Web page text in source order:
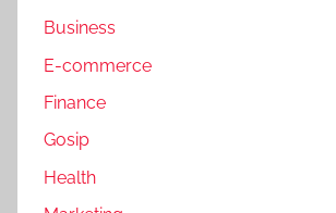
Business
E-commerce
Finance
Gosip
Health